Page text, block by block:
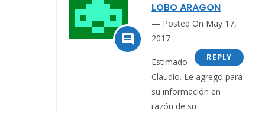

LOBO ARAGON
Posted On May 17,
2017
REPLY
Estimado
Claudio. Le agrego para
su información en
razón de su